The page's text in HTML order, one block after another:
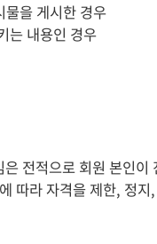
을 게시한 경우
는 내용인 경우
전적으로 회원 본인이
따라 자격을 제한, 정지